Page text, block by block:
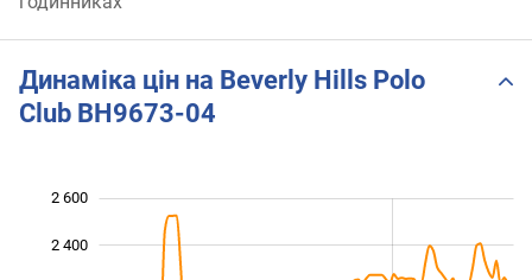
Динаміка цін на Beverly Hills Polo
Club BH9673-04
2 400
2 600